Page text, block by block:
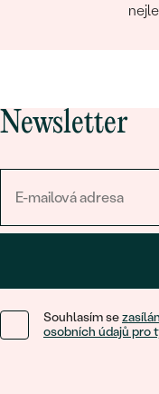
Newsletter
Souhlasím se
osobních údajů pro